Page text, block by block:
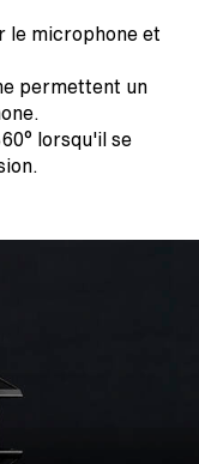
le microphone et
permettent un
lorsqu'il se